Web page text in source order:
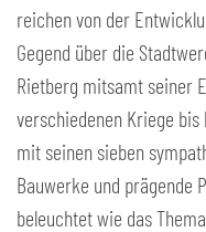
reichen von der
Gegend über die
Rietberg mitsamt seiner
verschiedenen Kriege
mit seinen sieben
Bauwerke und prägende
beleuchtet wie das